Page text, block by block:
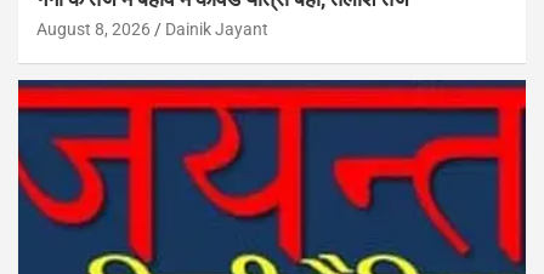
August 8, 2026 Dainik Jayant